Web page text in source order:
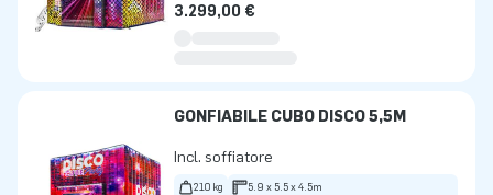
3.299,00 €
GONFIABILE CUBO DISCO 5,5M
Incl. soffiatore
210 kg 5.9 x 5.5 x 4.5m